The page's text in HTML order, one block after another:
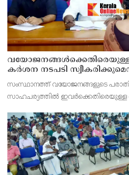
കർശന നടപടി
സംസ്ഥാനത്ത് വയോജനങ്ങളുടെ
സാഹചര്യത്തിൽ
കെ. സോമപ്രസാദ്.